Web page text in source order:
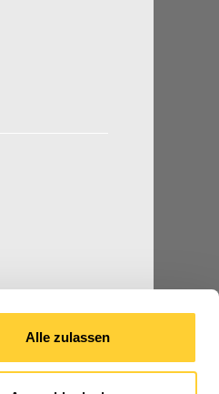
Alle zulassen
842.677